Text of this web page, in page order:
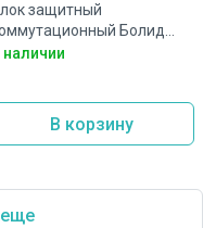
защитный
Болид
исп.01
наличии
В корзину
еще